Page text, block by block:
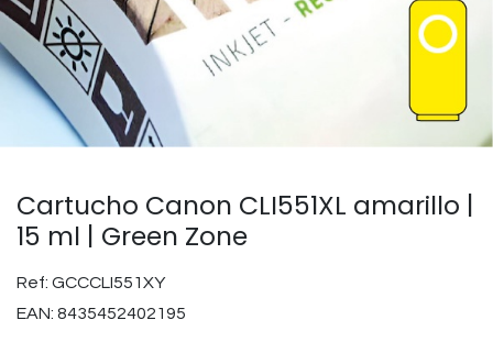
Cartucho Canon CLI551XL amarillo |
15 ml | Green Zone
Ref: GCCCLI551XY
EAN: 8435452402195